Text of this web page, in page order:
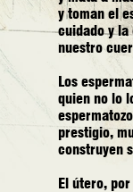
y toman el
cuidado y
nuestro
Los
quien no lo
prestigio,
construyen
El útero,